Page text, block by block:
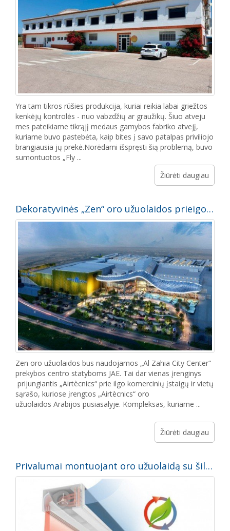
Yra tam tikros rūšies produkcija, kuriai reikia labai griežtos
kenkėjų kontrolės - nuo vabzdžių ar graužikų. Šiuo atveju
mes pateikiame tikrąjį medaus gamybos fabriko atvejį,
kuriame buvo pastebėta, kaip bites į savo patalpas priviliojo
brangiausia jų prekė.Norėdami išspręsti šią problemą, buvo
sumontuotos „Fly ...
Žiūrėti daugiau
Dekoratyvinės „Zen“ oro užuolaidos prieigoms prie automobilių stovėjimo aikštelės Al Zahia City Center prekybos centre Šardžoje
Zen oro užuolaidos bus naudojamos „Al Zahia City Center“
prekybos centro statyboms JAE. Tai dar vienas įrenginys
prijungiantis „Airtècnics“ prie ilgo komercinių įstaigų ir vietų
sąrašo, kuriose įrengtos „Airtècnics“ oro
užuolaidos Arabijos pusiasalyje. Kompleksas, kuriame ...
Žiūrėti daugiau
Privalumai montuojant oro užuolaidą su šilumos siurbliu